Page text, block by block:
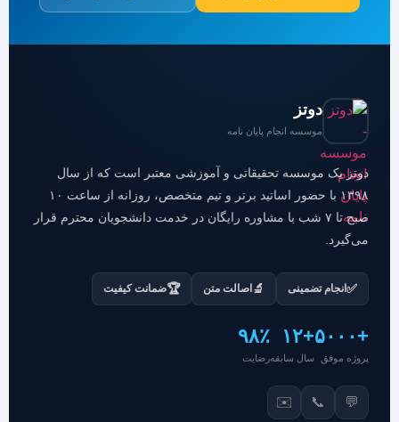
دوتز
موسسه انجام پایان نامه
دوتز یک موسسه تحقیقاتی و آموزشی معتبر است که از سال
۱۳۹۸ با حضور اساتید برتر و تیم متخصص، روزانه از ساعت ۱۰
صبح تا ۷ شب با مشاوره رایگان در خدمت دانشجویان محترم قرار
می‌گیرد.
✅ انجام تضمینی 🔬 اصالت متن 🏆ضمانت کیفیت
+۵۰۰۰
پروژه موفق
+۱۲
سال سابقه
۹۸٪
رضایت
💬
📞
✉️